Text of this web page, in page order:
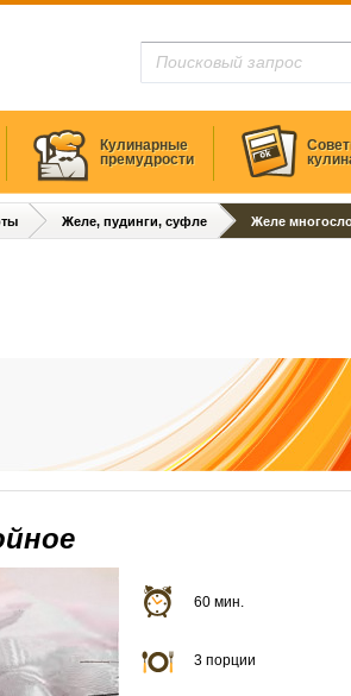
Кулинарные
премудрости
Желе, пудинги, суфле Желе
60 мин.
3 порции